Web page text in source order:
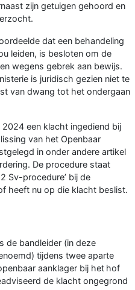
zijn getuigen gehoord en
dat een behandeling
leiden, is besloten om de
wegens gebrek aan bewijs.
is juridisch gezien niet te
van dwang tot het ondergaan
een klacht ingediend bij
van het Openbaar
in onder andere artikel
De procedure staat
Sv-procedure’ bij de
heeft nu op die klacht beslist.
de bandleider (in deze
tijdens twee aparte
aanklager bij het hof
de klacht ongegrond